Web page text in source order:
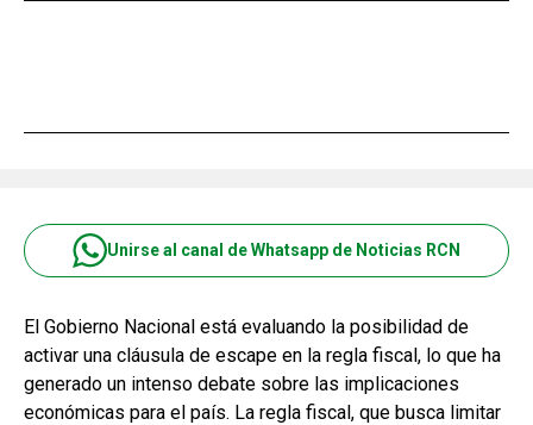
Unirse al canal de Whatsapp de Noticias RCN
El Gobierno Nacional está evaluando la posibilidad de
activar una cláusula de escape en la regla fiscal, lo que ha
generado un intenso debate sobre las implicaciones
económicas para el país. La regla fiscal, que busca limitar